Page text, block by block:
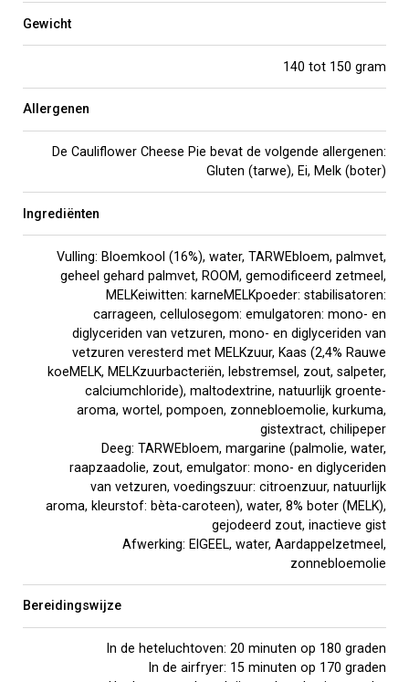
Gewicht
140 tot 150 gram
Allergenen
De Cauliflower Cheese Pie bevat de volgende allergenen:
Gluten (tarwe), Ei, Melk (boter)
Ingrediënten
Vulling: Bloemkool (16%), water, TARWEbloem, palmvet,
geheel gehard palmvet, ROOM, gemodificeerd zetmeel,
MELKeiwitten: karneMELKpoeder: stabilisatoren:
carrageen, cellulosegom: emulgatoren: mono- en
diglyceriden van vetzuren, mono- en diglyceriden van
vetzuren veresterd met MELKzuur, Kaas (2,4% Rauwe
koeMELK, MELKzuurbacteriën, lebstremsel, zout, salpeter,
calciumchloride), maltodextrine, natuurlijk groente-
aroma, wortel, pompoen, zonnebloemolie, kurkuma,
gistextract, chilipeper
Deeg: TARWEbloem, margarine (palmolie, water,
raapzaadolie, zout, emulgator: mono- en diglyceriden
van vetzuren, voedingszuur: citroenzuur, natuurlijk
aroma, kleurstof: bèta-caroteen), water, 8% boter (MELK),
gejodeerd zout, inactieve gist
Afwerking: EIGEEL, water, Aardappelzetmeel,
zonnebloemolie
Bereidingswijze
In de heteluchtoven: 20 minuten op 180 graden
In de airfryer: 15 minuten op 170 graden